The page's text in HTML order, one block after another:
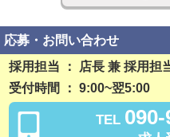
土日のみ可
1日5時間
長期歓迎
完全週休2日制
早朝勤務
応募・お問い合わせ
採用担当 ： 店長 兼 採用担
受付時間 ： 9:00~翌5:00
TEL